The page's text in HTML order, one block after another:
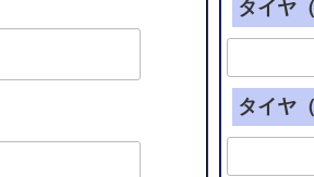
タイヤ
タイヤ